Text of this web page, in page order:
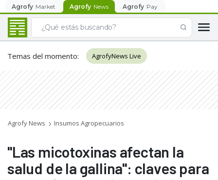
Agrofy Market Agrofy News Agrofy Pay
Temas del momento: AgrofyNews Live
Agrofy News Insumos Agropecuarios
"Las micotoxinas afectan la
salud de la gallina": claves para